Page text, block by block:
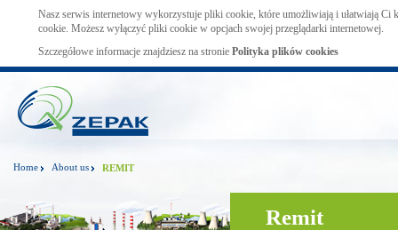
Nasz serwis internetowy wykorzystuje pliki cookie, które umożliwiają i ułatwiają Ci
cookie. Możesz wyłączyć pliki cookie w opcjach swojej przeglądarki internetowej.
Szczegółowe informacje znajdziesz na stronie Polityka plików cookies
Home About us REMIT
Remit